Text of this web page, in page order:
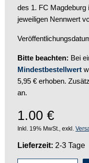
des 1. FC Magdeburg
jeweiligen Nennwert
Bitte beachten: Bei
Mindestbestellwert
5,95 € erhoben.
an.
1.00 €
Inkl. 19% MwSt., exkl.
Lieferzeit: 2-3 Tage